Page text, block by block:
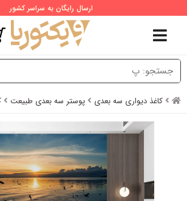
ارسال رایگان به سراسر کشور
کاغذ دیواری سه بعدی پوستر سه بعدی طبیعت